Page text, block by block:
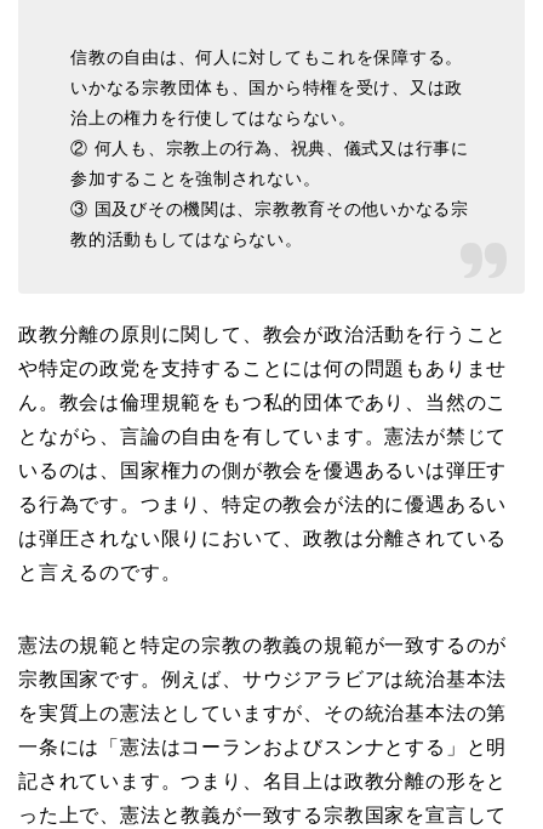
信教の自由は、何人に対してもこれを保障する。
いかなる宗教団体も、国から特権を受け、又は政
治上の権力を行使してはならない。
② 何人も、宗教上の行為、祝典、儀式又は行事に
参加することを強制されない。
③ 国及びその機関は、宗教教育その他いかなる宗
教的活動もしてはならない。
政教分離の原則に関して、教会が政治活動を行うこと
や特定の政党を支持することには何の問題もありませ
ん。教会は倫理規範をもつ私的団体であり、当然のこ
とながら、言論の自由を有しています。憲法が禁じて
いるのは、国家権力の側が教会を優遇あるいは弾圧す
る行為です。つまり、特定の教会が法的に優遇あるい
は弾圧されない限りにおいて、政教は分離されている
と言えるのです。
憲法の規範と特定の宗教の教義の規範が一致するのが
宗教国家です。例えば、サウジアラビアは統治基本法
を実質上の憲法としていますが、その統治基本法の第
一条には「憲法はコーランおよびスンナとする」と明
記されています。つまり、名目上は政教分離の形をと
った上で、憲法と教義が一致する宗教国家を宣言して